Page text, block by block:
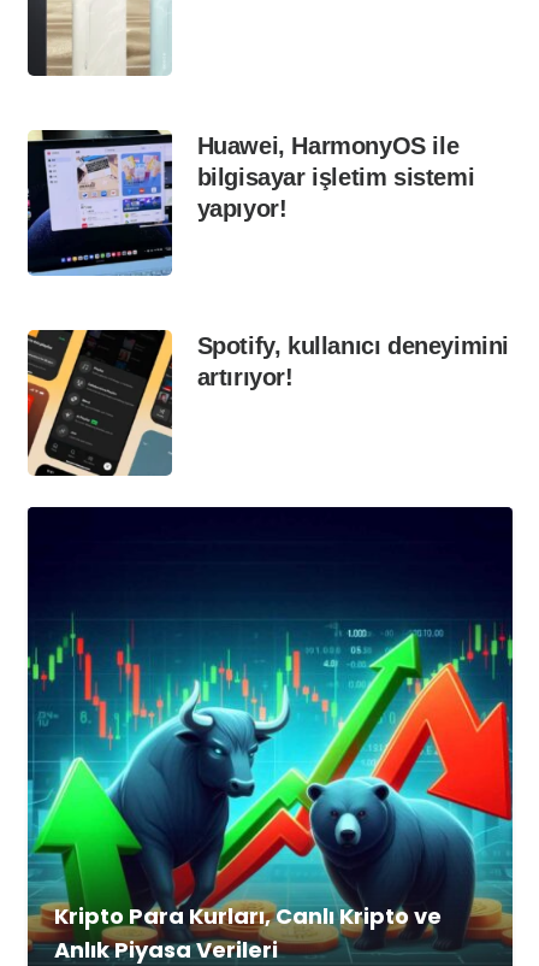
Huawei, HarmonyOS ile
bilgisayar işletim sistemi
yapıyor!
Spotify, kullanıcı deneyimini
artırıyor!
Kripto Para Kurları, Canlı Kripto ve
Anlık Piyasa Verileri